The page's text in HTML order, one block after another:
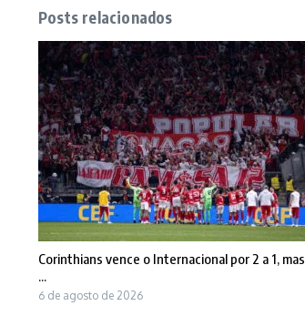
Posts relacionados
Corinthians vence o Internacional por 2 a 1,
...
6 de agosto de 2026